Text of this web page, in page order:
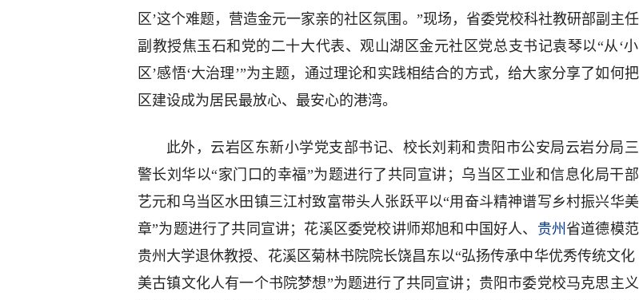
区’这个难题，营造金元一家亲的社区氛围。”现场，省委党校科社教研部副主任
副教授焦玉石和党的二十大代表、观山湖区金元社区党总支书记袁琴以“从‘
区’感悟‘大治理’”为主题，通过理论和实践相结合的方式，给大家分享了如何
区建设成为居民最放心、最安心的港湾。
此外，云岩区东新小学党支部书记、校长刘莉和贵阳市公安局云岩分局
警长刘华以“家门口的幸福”为题进行了共同宣讲；乌当区工业和信息化局干
艺元和乌当区水田镇三江村致富带头人张跃平以“用奋斗精神谱写乡村振兴华
章”为题进行了共同宣讲；花溪区委党校讲师郑旭和中国好人、 贵州省道德模范
贵州大学退休教授、花溪区菊林书院院长饶昌东以“弘扬传承中华优秀传统文化
美古镇文化人有一个书院梦想”为题进行了共同宣讲；贵阳市委党校马克思主